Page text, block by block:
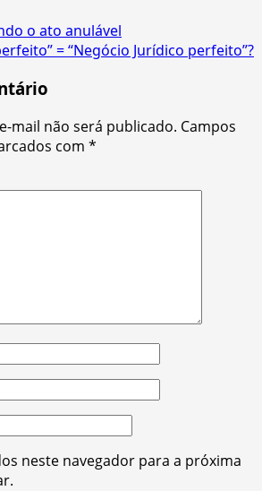
o ato anulável
= “Negócio Jurídico perfeito”?
mail não será publicado. Campos
com *
neste navegador para a próxima